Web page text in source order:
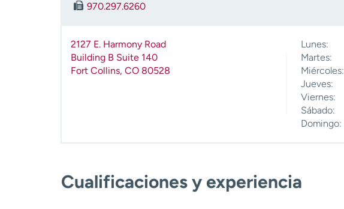
970.297.6260
2127 E. Harmony Road
Building B Suite 140
Fort Collins, CO 80528
Lunes:
Martes:
Miércoles:
Jueves:
Viernes:
Sábado:
Domingo:
Cualificaciones y experiencia